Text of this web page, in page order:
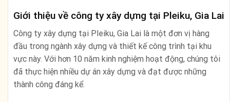
Giới thiệu về công ty xây dựng tại Pleiku, Gia Lai
Công ty xây dựng tại Pleiku, Gia Lai là một đơn vị hàng
đầu trong ngành xây dựng và thiết kế công trình tại khu
vực này. Với hơn 10 năm kinh nghiệm hoạt động, chúng tôi
đã thực hiện nhiều dự án xây dựng và đạt được những
thành công đáng kể.